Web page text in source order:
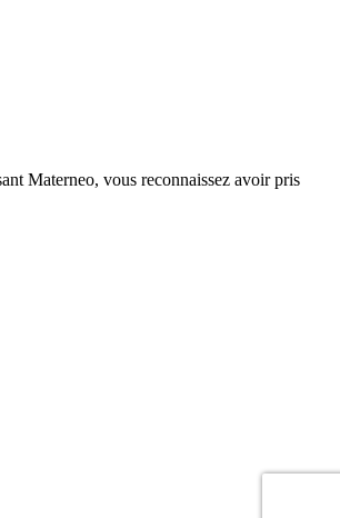
Materneo, vous reconnaissez avoir pris